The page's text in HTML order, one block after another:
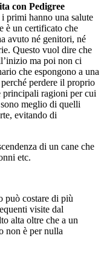
con Pedigree
primi hanno una salute
è un certificato che
avuto né genitori, né
Questo vuol dire che
ma poi non ci
che espongono a una
perdere il proprio
principali ragioni per cui
sono meglio di quelli
evitando di
di un cane che
etc.
può costare di più
visite dal
alta oltre che a un
non è per nulla